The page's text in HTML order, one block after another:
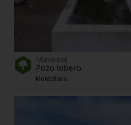
Manantial
Pozo lobero
Montellano